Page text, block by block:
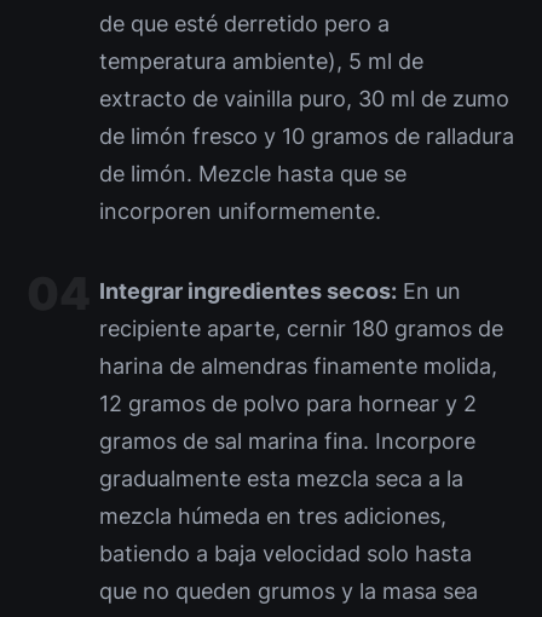
de que esté derretido pero a
temperatura ambiente), 5 ml de
extracto de vainilla puro, 30 ml de zumo
de limón fresco y 10 gramos de ralladura
de limón. Mezcle hasta que se
incorporen uniformemente.
Integrar ingredientes secos: En un
recipiente aparte, cernir 180 gramos de
harina de almendras finamente molida,
12 gramos de polvo para hornear y 2
gramos de sal marina fina. Incorpore
gradualmente esta mezcla seca a la
mezcla húmeda en tres adiciones,
batiendo a baja velocidad solo hasta
que no queden grumos y la masa sea